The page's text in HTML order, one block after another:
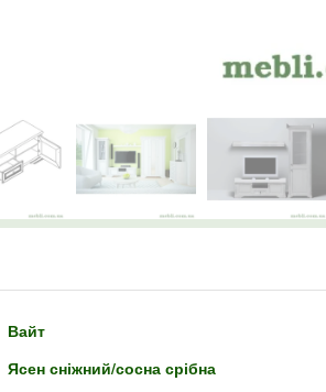
Вайт
Ясен сніжний/сосна срібна